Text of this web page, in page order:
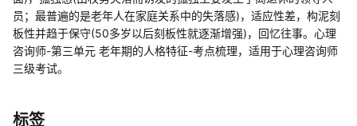
员；最普遍的是老年人在家庭关系中的失落感)，适应性差，构泥刻
板性并趋于保守(50多岁以后刻板性就逐渐增强)，回忆往事。心理
咨询师-第三单元 老年期的人格特征-考点梳理，适用于心理咨询师
三级考试。
标签